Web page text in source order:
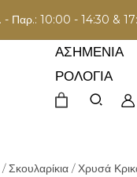
- Παρ.: 10:00 - 14:30 &
ΑΣΗΜΈΝΙΑ
ΡΟΛΌΓΙΑ
/Σκουλαρίκια / Χρυσά